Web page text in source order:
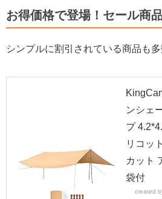
お得価格で登場！セール商
シンプルに割引されている商品も多
ンシェ
プ
リコッ
カット
袋付
created